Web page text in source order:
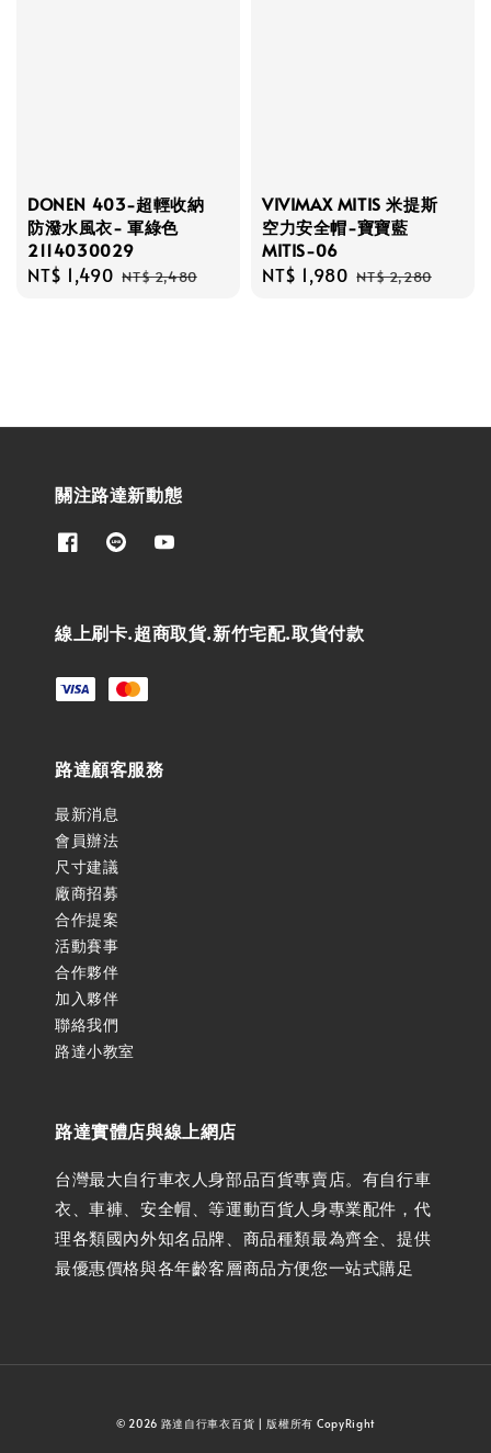
DONEN 403-超輕收納
防潑水風衣- 軍綠色
2114030029
Sale
NT$ 1,490 Regular
NT$ 2,480
VIVIMAX MITIS 米提斯
空力安全帽-寶寶藍
MITIS-06
Sale
NT$ 1,980 Regular
NT$ 2,280
關注路達新動態
線上刷卡.超商取貨.新竹宅配.取貨付款
路達顧客服務
最新消息
會員辦法
尺寸建議
廠商招募
合作提案
活動賽事
合作夥伴
加入夥伴
聯絡我們
路達小教室
路達實體店與線上網店
台灣最大自行車衣人身部品百貨專賣店。有自行車
衣、車褲、安全帽、等運動百貨人身專業配件，代
理各類國內外知名品牌、商品種類最為齊全、提供
最優惠價格與各年齡客層商品方便您一站式購足
© 2026 路達自行車衣百貨 | 版權所有 CopyRight